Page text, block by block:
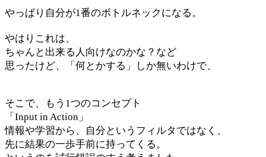
やっぱり自分が1番のボトルネックになる。
やはりこれは、
ちゃんと出来る人向けなのかな？など
思ったけど、「何とかする」しか無いわけで、
そこで、もう1つのコンセプト
「Input in Action」
情報や学習から、自分というフィルタではなく、
先に結果の一歩手前に持ってくる。